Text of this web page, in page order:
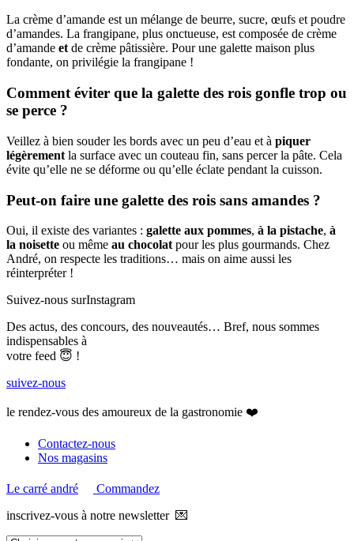
La crème d’amande est un mélange de beurre, sucre, œufs et poudre
d’amandes. La frangipane, plus onctueuse, est composée de crème
d’amande etde crème pâtissière. Pour une galette maison plus
fondante, on privilégie la frangipane !
Comment éviter que la galette des rois gonfle trop ou
se perce ?
Veillez à bien souder les bords avec un peu d’eau et à piquer
légèrement la surface avec un couteau fin, sans percer la pâte. Cela
évite qu’elle ne se déforme ou qu’elle éclate pendant la cuisson.
Peut-on faire une galette des rois sans amandes ?
Oui, il existe des variantes : galette aux pommes, à la pistache, à
la noisette ou même au chocolat pour les plus gourmands. Chez
André, on respecte les traditions… mais on aime aussi les
réinterpréter !
Suivez-nous surInstagram
Des actus, des concours, des nouveautés… Bref, nous sommes
indispensables à
votre feed 😇 !
suivez-nous
le rendez-vous des amoureux de la gastronomie ❤️
Contactez-nous
Nos magasins
Le carré andré
Commandez
inscrivez-vous à notre newsletter 💌